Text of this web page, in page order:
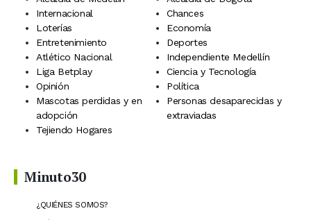
Internacional
Chances
Loterías
Economía
Entretenimiento
Deportes
Atlético Nacional
Independiente Medellín
Liga Betplay
Ciencia y Tecnología
Opinión
Política
Mascotas perdidas y en
adopción
Personas desaparecidas y
extraviadas
Tejiendo Hogares
Minuto30
¿QUIÉNES SOMOS?